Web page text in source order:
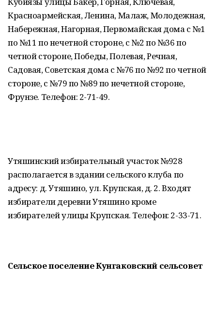
Красноармейская, Ленина, Малаж, Молодежная,
Набережная, Нагорная, Первомайская дома с №1
по №11 по нечетной стороне, с №2 по №36 по
четной стороне, Победы, Полевая, Речная,
Садовая, Советская дома с №76 по №92 по четной
стороне, с №79 по №89 по нечетной стороне,
Фрунзе. Телефон: 2-71-49.
Утяшинский избирательный участок №928
располагается в здании сельского клуба по
адресу: д. Утяшино, ул. Крупская, д. 2. Входят
избиратели деревни Утяшино кроме
избирателей улицы Крупская. Телефон: 2-33-71.
Сельское поселение Кунгаковский сельсовет